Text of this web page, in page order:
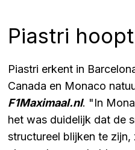
Piastri
Piastri erkent in
Canada en Monaco
F1Maximaal.nl. "In
het was duidelijk dat de
structureel blijken te